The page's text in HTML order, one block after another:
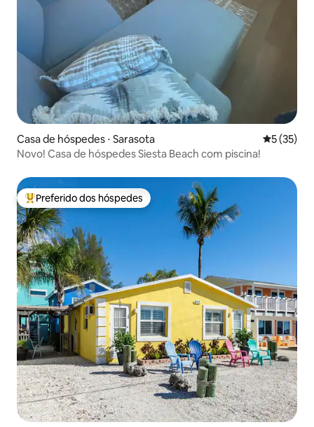
Casa de hóspedes ⋅ Sarasota 5 de uma
5 (35)
Novo! Casa de hóspedes Siesta Beach com piscina!
Entre os melhores preferidos dos hóspedes
Preferido dos hóspedes